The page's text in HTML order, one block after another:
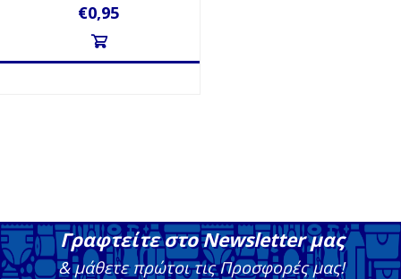
€0,95
Γραφτείτε στο Newsletter μας
& μάθετε πρώτοι τις Προσφορές μας!